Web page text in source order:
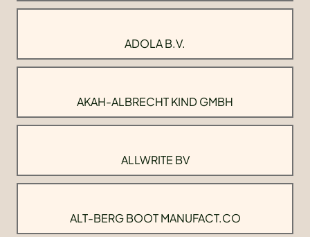
ADOLA B.V.
AKAH-ALBRECHT KIND GMBH
ALLWRITE BV
ALT-BERG BOOT MANUFACT.CO